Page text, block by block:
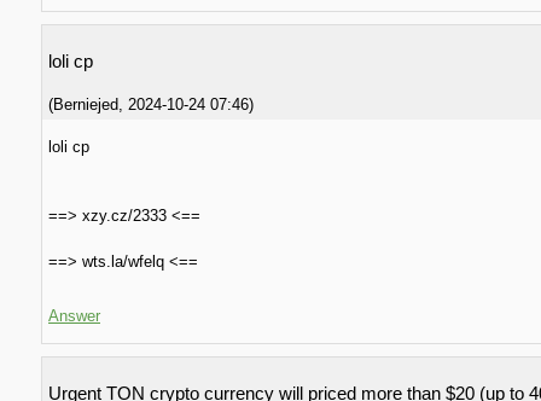
loli cp
(Berniejed 2024-10-24 07:46)
loli cp
==> xzy.cz/2333 <==
==> wts.la/wfelq <==
Answer
Urgent TON crypto currency will priced more than $20 (up to